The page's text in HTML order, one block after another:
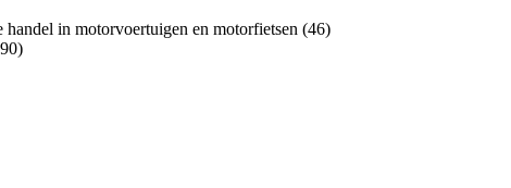
in motorvoertuigen en motorfietsen (46)